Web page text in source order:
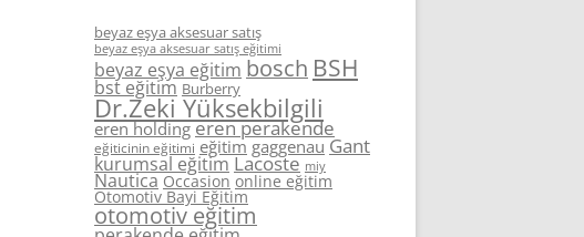
beyaz eşya aksesuar satış
beyaz eşya aksesuar satış eğitimi
beyaz eşya eğitim bosch BSH
bst eğitim Burberry
Dr.Zeki Yüksekbilgili
eren holding eren perakende
eğiticinin eğitimi eğitim gaggenau Gant
kurumsal eğitim Lacoste miy
Nautica Occasion online eğitim
Otomotiv Bayi Eğitim
otomotiv eğitim